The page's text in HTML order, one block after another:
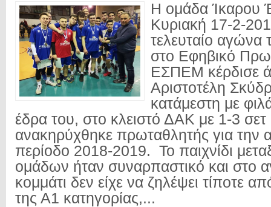
Η ομάδα Ίκαρου
Κυριακή 17-2-
τελευταίο αγώνα
στο Εφηβικό
ΕΣΠΕΜ κέρδισε
Αριστοτέλη
κατάμεστη με
έδρα του, στο κλειστό ΔΑΚ με 1-3 σετ
ανακηρύχθηκε πρωταθλητής για την
περίοδο 2018-2019. Το παιχνίδι
ομάδων ήταν συναρπαστικό και στο
κομμάτι δεν είχε να ζηλέψει τίποτε
της Α1 κατηγορίας,...